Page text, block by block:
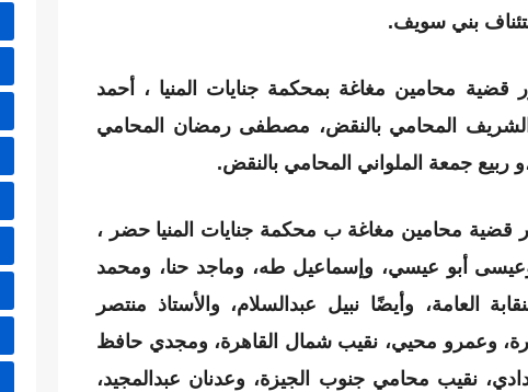
بني سويف.
محامين مغاغة بمحكمة جنايات المنيا ، أحمد
المحامي بالنقض، مصطفى رمضان المحامي
جمعة الملواني المحامي بالنقض.
قضية محامين مغاغة ب محكمة جنايات المنيا حضر ،
أبو عيسي، وإسماعيل طه، وماجد حنا، ومحمد
العامة، وأيضًا نبيل عبدالسلام، والأستاذ منتصر
وعمرو محيي، نقيب شمال القاهرة، ومجدي حافظ
نقيب محامي جنوب الجيزة، وعدنان عبدالمجيد،